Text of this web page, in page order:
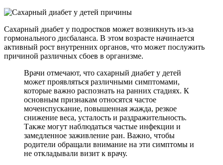
Сахарный диабет у подростков может возникнуть из-за
гормонального дисбаланса. В этом возрасте начинается
активный рост внутренних органов, что может послужить
причиной различных сбоев в организме.
Врачи отмечают, что сахарный диабет у детей
может проявляться различными симптомами,
которые важно распознать на ранних стадиях. К
основным признакам относятся частое
мочеиспускание, повышенная жажда, резкое
снижение веса, усталость и раздражительность.
Также могут наблюдаться частые инфекции и
замедленное заживление ран. Важно, чтобы
родители обращали внимание на эти симптомы и
не откладывали визит к врачу.